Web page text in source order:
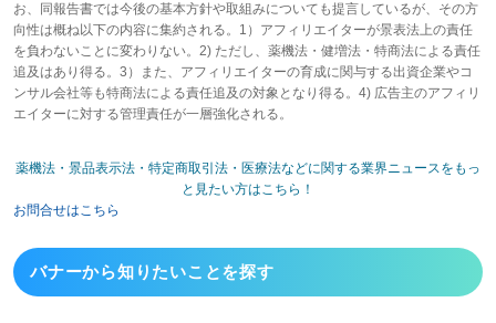
お、同報告書では今後の基本方針や取組みについても提言しているが、その方
向性は概ね以下の内容に集約される。1）アフィリエイターが景表法上の責任
を負わないことに変わりない。2) ただし、薬機法・健増法・特商法による責任
追及はあり得る。3）また、アフィリエイターの育成に関与する出資企業やコ
ンサル会社等も特商法による責任追及の対象となり得る。4) 広告主のアフィリ
エイターに対する管理責任が一層強化される。
薬機法・景品表示法・特定商取引法・医療法などに関する業界ニュースをもっ
と見たい方はこちら！
お問合せはこちら
バナーから知りたいことを探す